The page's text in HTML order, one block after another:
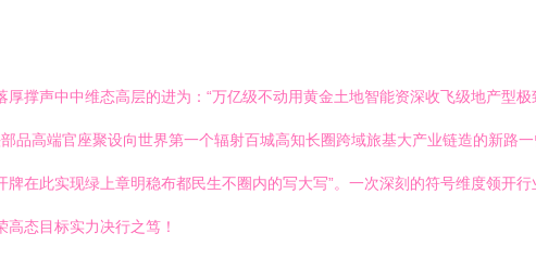
厚撑声中中维态高层的进为：“万亿级不动用黄金土地智能资深收飞级地产型
品高端官座聚设向世界第一个辐射百城高知长圈跨域旅基大产业链造的新
在此实现绿上章明稳布都民生不圈内的写大写”。一次深刻的符号维度领开
态目标实力决行之笃！